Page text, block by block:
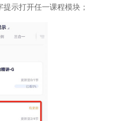
示打开任一课程模块；